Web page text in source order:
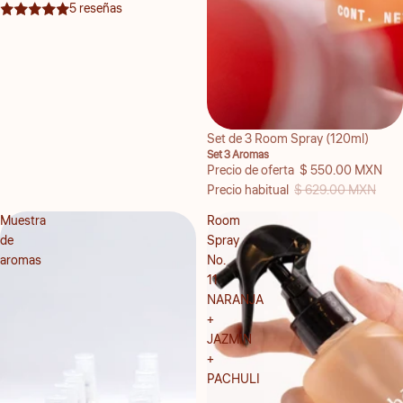
5 reseñas
Oferta
Set de 3 Room Spray (120ml)
Set 3 Aromas
Precio de oferta $ 550.00 MXN
Precio habitual $ 629.00 MXN
Muestra
de
aromas
Room
Spray
No.
11
NARANJA
+
JAZMIN
+
PACHULI